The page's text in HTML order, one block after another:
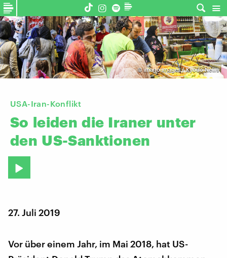
©imago images / Kyodo News
USA-Iran-Konflikt
So leiden die Iraner unter
den US-Sanktionen
27. Juli 2019
Vor über einem Jahr, im Mai 2018, hat US-